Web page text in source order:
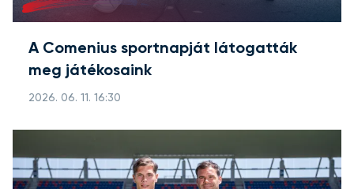
A Comenius sportnapját látogatták
meg játékosaink
2026. 06. 11. 16:30